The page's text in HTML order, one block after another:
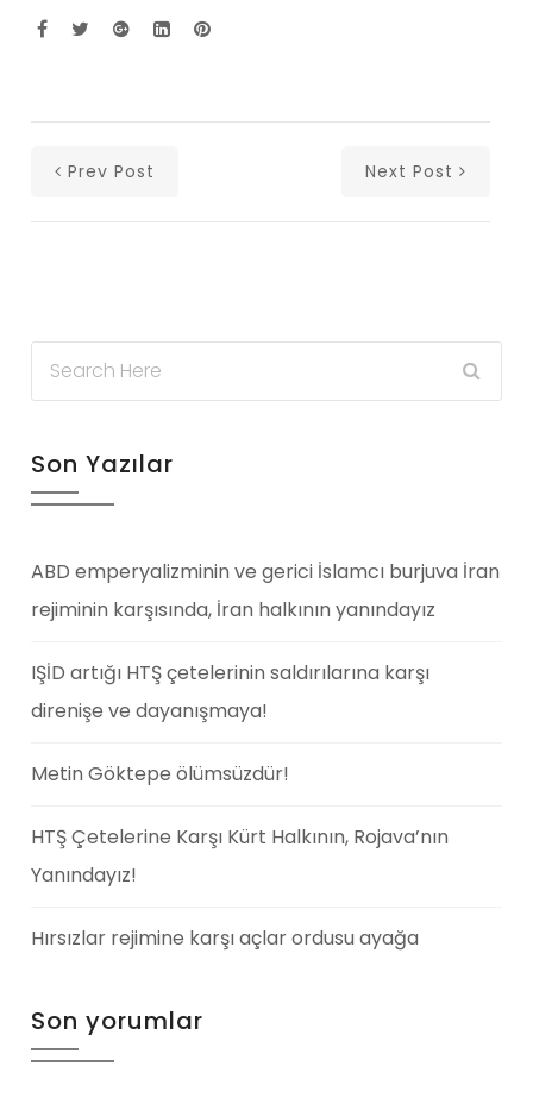
Prev Post Next Post
Son Yazılar
ABD emperyalizminin ve gerici İslamcı burjuva İran
rejiminin karşısında, İran halkının yanındayız
IŞİD artığı HTŞ çetelerinin saldırılarına karşı
direnişe ve dayanışmaya!
Metin Göktepe ölümsüzdür!
HTŞ Çetelerine Karşı Kürt Halkının, Rojava’nın
Yanındayız!
Hırsızlar rejimine karşı açlar ordusu ayağa
Son yorumlar